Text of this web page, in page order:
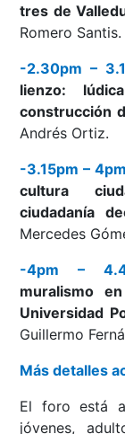
tres de
Romero Santis.
-2.30pm –
lienzo:
construcción
Andrés Ortiz.
-3.15pm –
cultura
ciudadanía
Mercedes
-4pm –
muralismo
Universidad
Guillermo
Más detalles
El foro está
jóvenes,